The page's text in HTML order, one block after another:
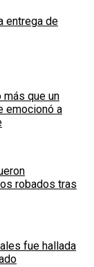
entrega de
más que un
emocionó a
robados tras
fue hallada